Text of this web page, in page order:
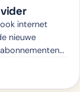
internet
nieuwe